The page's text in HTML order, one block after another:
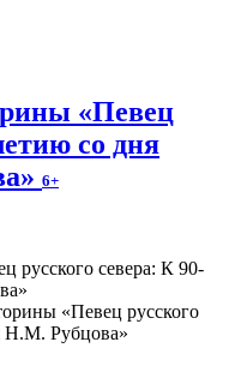
«Певец
со дня
6+
«Певец русского
Н.М. Рубцова»